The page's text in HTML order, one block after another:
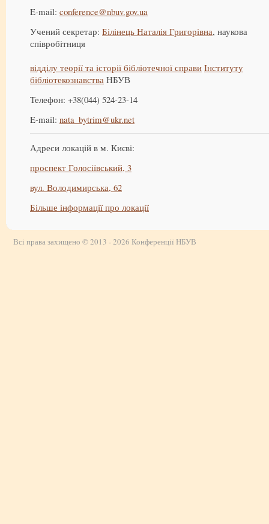
E-mail: conference@nbuv.gov.ua
Учений секретар: Білінець Наталія Григорівна, наукова
співробітниця
відділу теорії та історії бібліотечної справи Інституту
бібліотекознавства НБУВ
Телефон: +38(044) 524-23-14
E-mail: nata_bytrim@ukr.net
Адреси локацій в м. Києві:
проспект Голосіївський, 3
вул. Володимирська, 62
Більше інформації про локації
Всі права захищено © 2013 - 2026 Конференції НБУВ